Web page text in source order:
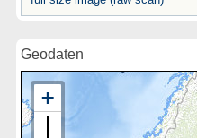
Geodaten